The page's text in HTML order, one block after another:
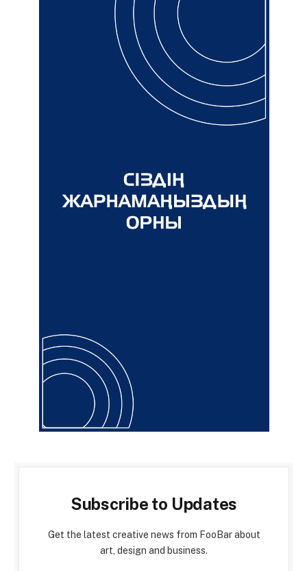
Subscribe to Updates
Get the latest creative news from FooBar about
art, design and business.